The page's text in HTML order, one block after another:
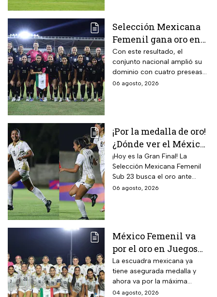
Selección Mexicana
Femenil gana oro en
Juegos
Centroamericanos; el
camino de México a la
gloria
Con este resultado, el
conjunto nacional amplió su
dominio con cuatro preseas
doradas de forma
06 agosto, 2026
¡Por la medalla de oro!
¿Dónde ver el México
vs Colombia Femenil?
Así puedes seguir la
Gran Final EN VIVO
¡Hoy es la Gran Final! La
Selección Mexicana Femenil
Sub 23 busca el oro ante
Colombia en los Juegos
06 agosto, 2026
México Femenil va
por el oro en Juegos
Centroamericanos; ya
conoce a su rival
La escuadra mexicana ya
tiene asegurada medalla y
ahora va por la máxima
presea en los Juegos
04 agosto, 2026